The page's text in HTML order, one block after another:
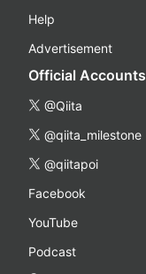
Help
Advertisement
Official Accounts
@Qiita
@qiita_milestone
@qiitapoi
Facebook
YouTube
Podcast